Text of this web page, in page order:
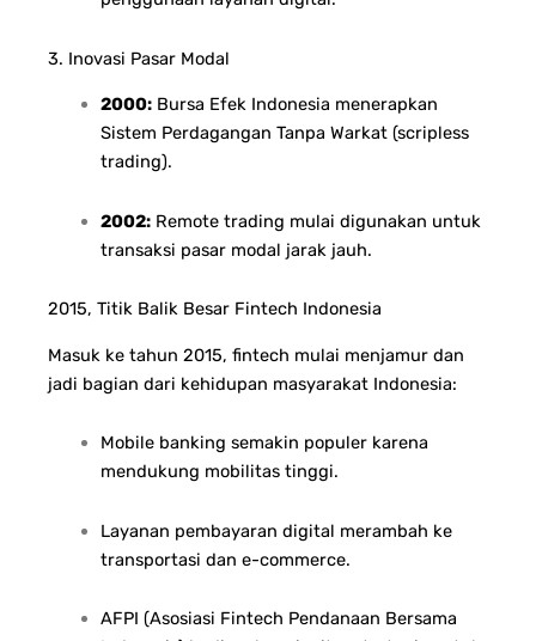
3. Inovasi Pasar Modal
2000:Bursa Efek Indonesia menerapkan
Sistem Perdagangan Tanpa Warkat (scripless
trading).
2002:Remote trading mulai digunakan untuk
transaksi pasar modal jarak jauh.
2015, Titik Balik Besar Fintech Indonesia
Masuk ke tahun 2015, fintech mulai menjamur dan
jadi bagian dari kehidupan masyarakat Indonesia:
Mobile banking semakin populer karena
mendukung mobilitas tinggi.
Layanan pembayaran digital merambah ke
transportasi dan e-commerce.
AFPI (Asosiasi Fintech Pendanaan Bersama